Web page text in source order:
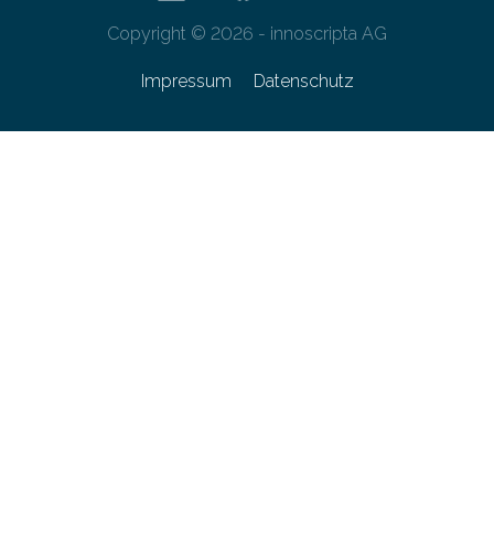
Copyright © 2026 - innoscripta AG
Impressum Datenschutz